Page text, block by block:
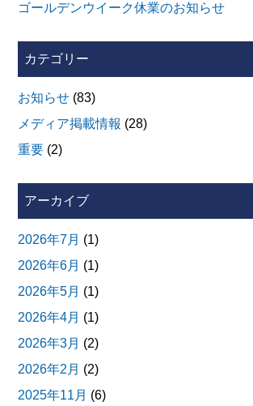
ゴールデンウイーク休業のお知らせ
カテゴリー
お知らせ (83)
メディア掲載情報 (28)
重要 (2)
アーカイブ
2026年7月 (1)
2026年6月 (1)
2026年5月 (1)
2026年4月 (1)
2026年3月 (2)
2026年2月 (2)
2025年11月 (6)